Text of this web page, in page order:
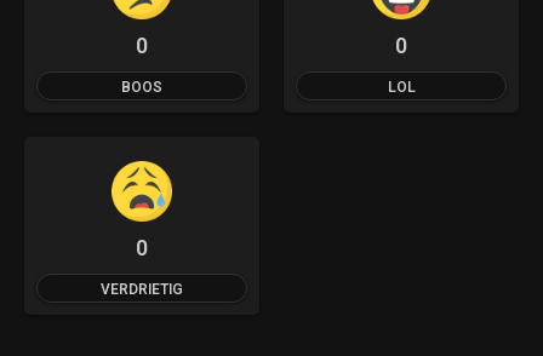
0
BOOS
0
LOL
0
VERDRIETIG